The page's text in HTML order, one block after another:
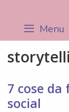
content Menu
7 cose
social